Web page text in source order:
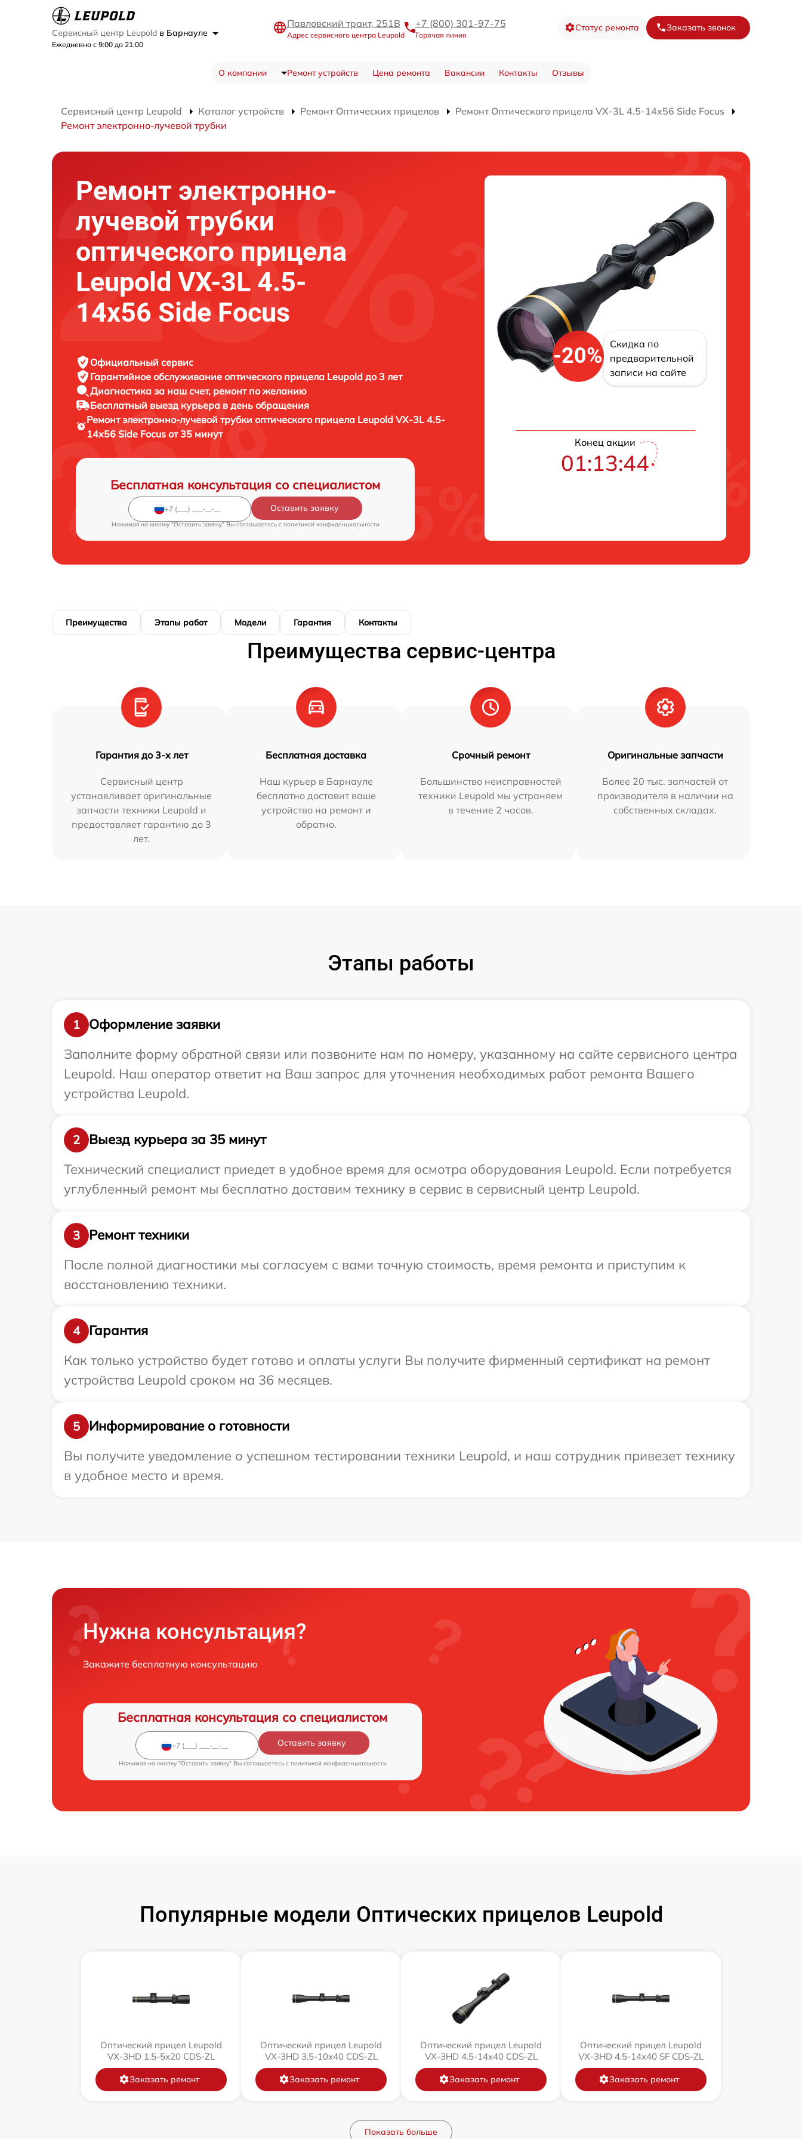
Сервисный центр Leupold в Барнауле
Ежедневно с 9:00 до 21:00
Павловский тракт, 251В
Адрес сервисного центра Leupold
+7 (800) 301-97-75
Горячая линия
Статус ремонта Заказать звонок
О компании Ремонт устройств Цена ремонта Вакансии Контакты Отзывы
Сервисный центр Leupold Каталог устройств Ремонт Оптических прицелов
Ремонт Оптического прицела VX-3L 4.5-14x56 Side Focus
Ремонт электронно-лучевой трубки
Ремонт электронно-
лучевой трубки
оптического прицела
Leupold VX-3L 4.5-
14x56 Side Focus
Официальный сервис
Гарантийное обслуживание оптического прицела Leupold до 3 лет
Диагностика за наш счет, ремонт по желанию
Бесплатный выезд курьера в день обращения
Ремонт электронно-лучевой трубки оптического прицела Leupold VX-3L 4.5-
14x56 Side Focus от 35 минут
Бесплатная консультация со специалистом
Оставить заявку
Нажимая на кнопку "Оставить заявку" Вы соглашаетесь c политикой конфиденциальности
-20%
Скидка по
предварительной
записи на сайте
Конец акции
01:13:43
Преимущества Этапы работ Модели Гарантия Контакты
Преимущества сервис-центра
Гарантия до 3-х лет
Сервисный центр
устанавливает оригинальные
запчасти техники Leupold и
предоставляет гарантию до 3
лет.
Бесплатная доставка
Наш курьер в Барнауле
бесплатно доставит ваше
устройство на ремонт и
обратно.
Срочный ремонт
Большинство неисправностей
техники Leupold мы устраняем
в течение 2 часов.
Оригинальные запчасти
Более 20 тыс. запчастей от
производителя в наличии на
собственных складах.
Этапы работы
1
Оформление заявки
Заполните форму обратной связи или позвоните нам по номеру, указанному на сайте сервисного центра
Leupold. Наш оператор ответит на Ваш запрос для уточнения необходимых работ ремонта Вашего
устройства Leupold.
2
Выезд курьера за 35 минут
Технический специалист приедет в удобное время для осмотра оборудования Leupold. Если потребуется
углубленный ремонт мы бесплатно доставим технику в сервис в сервисный центр Leupold.
3
Ремонт техники
После полной диагностики мы согласуем с вами точную стоимость, время ремонта и приступим к
восстановлению техники.
4
Гарантия
Как только устройство будет готово и оплаты услуги Вы получите фирменный сертификат на ремонт
устройства Leupold сроком на 36 месяцев.
5
Информирование о готовности
Вы получите уведомление о успешном тестировании техники Leupold, и наш сотрудник привезет технику
в удобное место и время.
Нужна консультация?
Закажите бесплатную консультацию
Бесплатная консультация со специалистом
Оставить заявку
Нажимая на кнопку "Оставить заявку" Вы соглашаетесь c политикой конфиденциальности
Популярные модели Оптических прицелов Leupold
Оптический прицел Leupold
VX-3HD 1.5-5x20 CDS-ZL
Заказать ремонт
Оптический прицел Leupold
VX-3HD 3.5-10x40 CDS-ZL
Заказать ремонт
Оптический прицел Leupold
VX-3HD 4.5-14x40 CDS-ZL
Заказать ремонт
Оптический прицел Leupold
VX-3HD 4.5-14x40 SF CDS-ZL
Заказать ремонт
Показать больше